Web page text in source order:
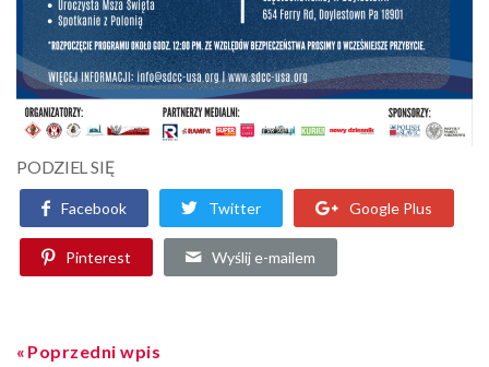
PODZIEL SIĘ
Facebook Twitter Google Plus
Pinterest Wyślij e-mailem
Poprzedni wpis